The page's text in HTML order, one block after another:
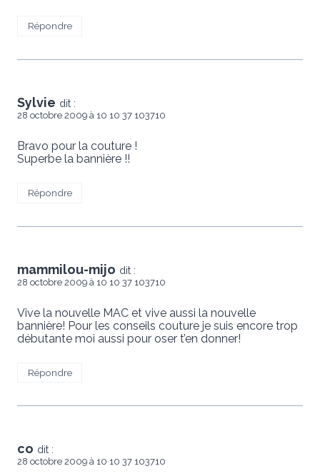
Répondre
Sylvie dit :
28 octobre 2009 à 10 10 37 103710
Bravo pour la couture !
Superbe la bannière !!
Répondre
mammilou-mijo dit :
28 octobre 2009 à 10 10 37 103710
Vive la nouvelle MAC et vive aussi la nouvelle
bannière! Pour les conseils couture je suis encore trop
débutante moi aussi pour oser t’en donner!
Répondre
co dit :
28 octobre 2009 à 10 10 37 103710